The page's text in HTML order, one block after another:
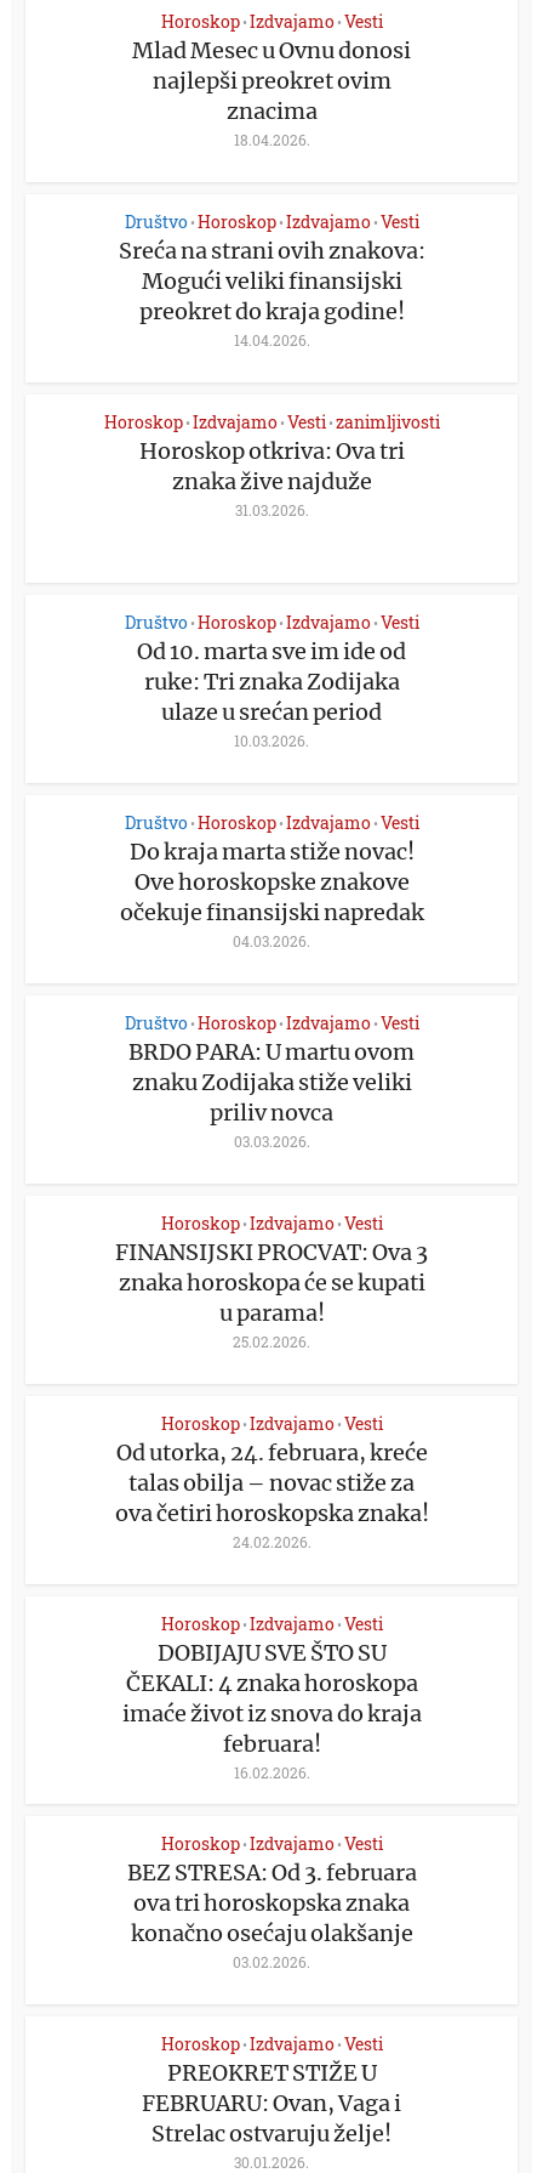
Horoskop •Izdvajamo •Vesti
Mlad Mesec u Ovnu donosi
najlepši preokret ovim
znacima
18.04.2026.
Društvo •Horoskop •Izdvajamo •Vesti
Sreća na strani ovih znakova:
Mogući veliki finansijski
preokret do kraja godine!
14.04.2026.
Horoskop •Izdvajamo •Vesti •zanimljivosti
Horoskop otkriva: Ova tri
znaka žive najduže
31.03.2026.
Društvo •Horoskop •Izdvajamo •Vesti
Od 10. marta sve im ide od
ruke: Tri znaka Zodijaka
ulaze u srećan period
10.03.2026.
Društvo •Horoskop •Izdvajamo •Vesti
Do kraja marta stiže novac!
Ove horoskopske znakove
očekuje finansijski napredak
04.03.2026.
Društvo •Horoskop •Izdvajamo •Vesti
BRDO PARA: U martu ovom
znaku Zodijaka stiže veliki
priliv novca
03.03.2026.
Horoskop •Izdvajamo •Vesti
FINANSIJSKI PROCVAT: Ova 3
znaka horoskopa će se kupati
u parama!
25.02.2026.
Horoskop •Izdvajamo •Vesti
Od utorka, 24. februara, kreće
talas obilja – novac stiže za
ova četiri horoskopska znaka!
24.02.2026.
Horoskop •Izdvajamo •Vesti
DOBIJAJU SVE ŠTO SU
ČEKALI: 4 znaka horoskopa
imaće život iz snova do kraja
februara!
16.02.2026.
Horoskop •Izdvajamo •Vesti
BEZ STRESA: Od 3. februara
ova tri horoskopska znaka
konačno osećaju olakšanje
03.02.2026.
Horoskop •Izdvajamo •Vesti
PREOKRET STIŽE U
FEBRUARU: Ovan, Vaga i
Strelac ostvaruju želje!
30.01.2026.